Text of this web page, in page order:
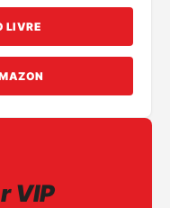
LIVRE
VIP